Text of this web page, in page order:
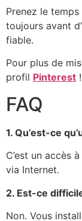
Prenez le
toujours avant
fiable.
Pour plus de
profil Pinterest !
FAQ
1. Qu’est-ce
C’est un accès
via Internet.
2. Est-ce
Non. Vous